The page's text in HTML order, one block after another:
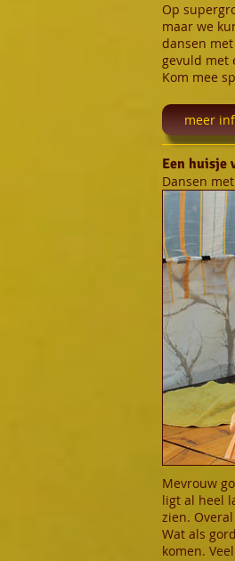
Op
maar we
dansen
gevuld met
Kom mee
meer
Een huisje
Dansen
Mevrouw
ligt al heel
zien.
Wat als
komen.